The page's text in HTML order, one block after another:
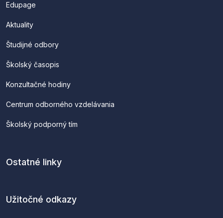
Edupage
Aktuality
Študijné odbory
Školský časopis
Konzultačné hodiny
Centrum odborného vzdelávania
Školský podporný tím
Ostatné linky
Užitočné odkazy